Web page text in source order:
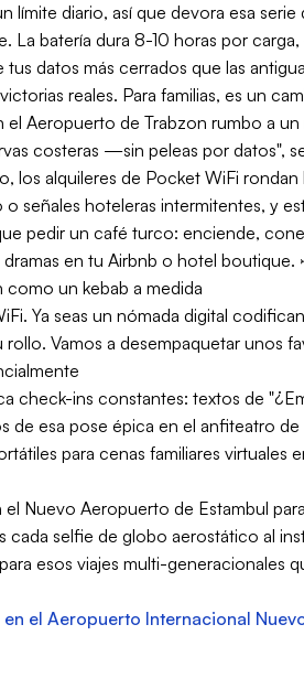
diario, así que devora esa
La batería dura 8-10 horas por
datos más cerrados que las
reales. Para familias, es un
Aeropuerto de Trabzon rumbo a
costeras —sin peleas por datos",
los alquileres de Pocket WiFi
señales hoteleras intermitentes, y
pedir un café turco: enciende,
dramas en tu Airbnb o hotel boutique.
como un kebab a medida
Ya seas un nómada digital
Vamos a desempaquetar unos
check-ins constantes: textos de
esa pose épica en el anfiteatro
para cenas familiares virtuales
Nuevo Aeropuerto de Estambul
selfie de globo aerostático al
esos viajes multi-generacionales
el Aeropuerto Internacional